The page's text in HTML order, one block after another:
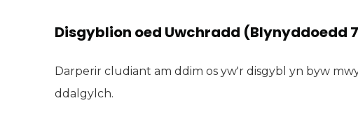
Disgyblion oed Uwchradd (Blynyddoedd 7
Darperir cludiant am ddim os yw'r disgybl yn byw
ddalgylch.